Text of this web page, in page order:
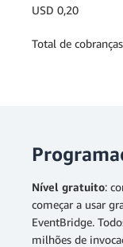
USD 0,20
Total de
Nível gratuito:
começar a usar
EventBridge.
milhões de